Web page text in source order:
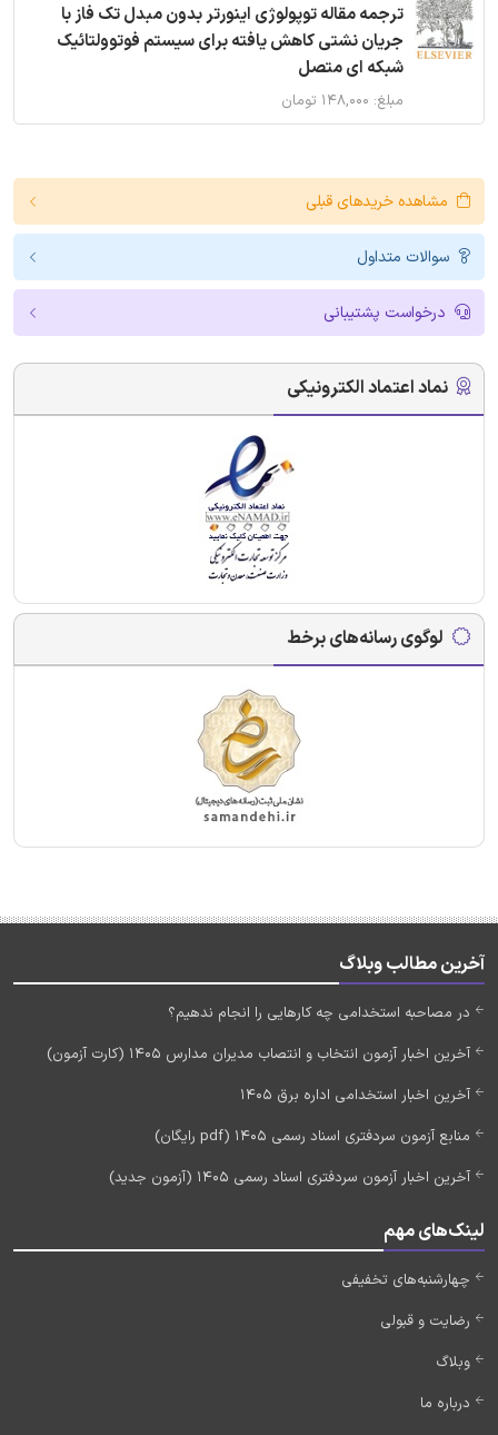
ترجمه مقاله توپولوژی اینورتر بدون مبدل تک فاز با
جریان نشتی کاهش یافته برای سیستم فوتوولتائیک
شبکه ای متصل
مبلغ: ۱۴۸,۰۰۰ تومان
مشاهده خریدهای قبلی
سوالات متداول
درخواست پشتیبانی
نماد اعتماد الکترونیکی
لوگوی رسانه‌های برخط
آخرین مطالب وبلاگ
در مصاحبه استخدامی چه کارهایی را انجام ندهیم؟
آخرین اخبار آزمون انتخاب و انتصاب مدیران مدارس 1405 (کارت آزمون)
آخرین اخبار استخدامی اداره برق 1405
منابع آزمون سردفتری اسناد رسمی 1405 (pdf رایگان)
آخرین اخبار آزمون سردفتری اسناد رسمی 1405 (آزمون جدید)
لینک‌های مهم
چهارشنبه‌های تخفیفی
رضایت و قبولی
وبلاگ
درباره ما